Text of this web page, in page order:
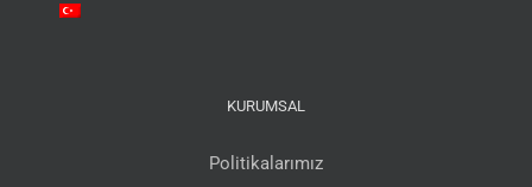
KURUMSAL
Politikalarımız